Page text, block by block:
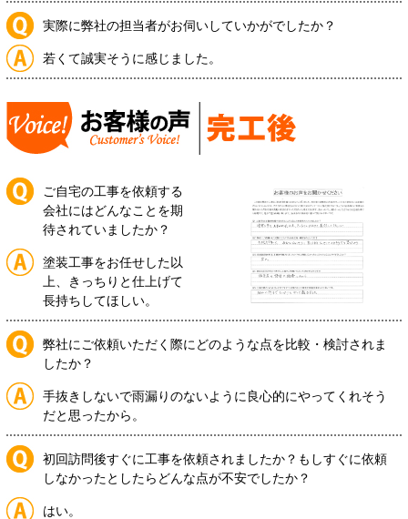
実際に弊社の担当者がお伺いしていかがでしたか？
若くて誠実そうに感じました。
ご自宅の工事を依頼する
会社にはどんなことを期
待されていましたか？
塗装工事をお任せした以
上、きっちりと仕上げて
長持ちしてほしい。
弊社にご依頼いただく際にどのような点を比較・検討されま
したか？
手抜きしないで雨漏りのないように良心的にやってくれそう
だと思ったから。
初回訪問後すぐに工事を依頼されましたか？もしすぐに依頼
しなかったとしたらどんな点が不安でしたか？
はい。